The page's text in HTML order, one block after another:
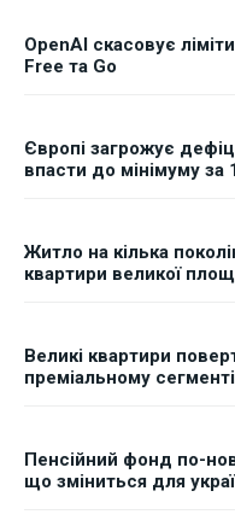
OpenAI скасовує
Free та Go
Європі загрожує
впасти до мінімуму за
Житло на кілька
квартири великої
Великі квартири
преміальному сегменті
Пенсійний фонд по-
що зміниться для